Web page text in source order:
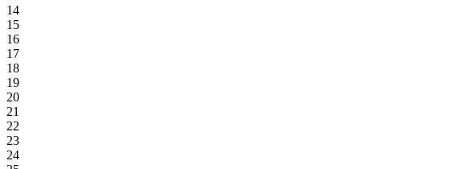
14
15
16
17
18
19
20
21
22
23
24